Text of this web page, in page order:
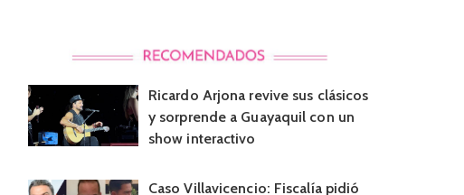
Ricardo Arjona revive sus clásicos
y sorprende a Guayaquil con un
show interactivo
Caso Villavicencio: Fiscalía pidió